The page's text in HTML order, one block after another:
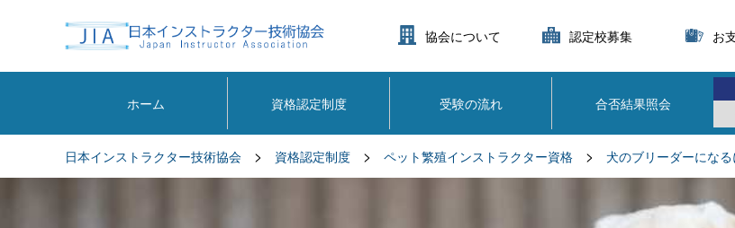
協会について 認定校募集 お
ホーム 資格認定制度 受験の流れ 合否結果照会
日本インストラクター技術協会 > 資格認定制度 > ペット繁殖インストラクター資格 > 犬のブリーダーにな